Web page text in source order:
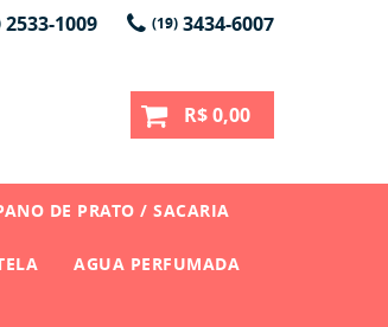
2533-1009 (19)3434-6007
R$ 0,00
DE PRATO / SACARIA
AGUA PERFUMADA